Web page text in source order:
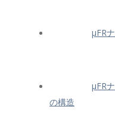
μFR
μFR
の構造